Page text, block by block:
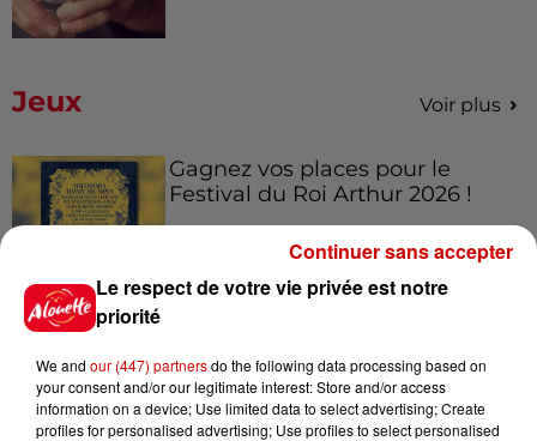
Jeux Voir plus
Gagnez vos places pour le
Festival du Roi Arthur 2026 !
Mans !
Le respect de votre vie privée est notre
priorité
We and our (447) partnersdo the following data processing based on
your consent and/or our legitimate interest: Store and/or access
information on a device; Use limited data to select advertising; Create
profiles for personalised advertising; Use profiles to select personalised
Continuer sans accepter